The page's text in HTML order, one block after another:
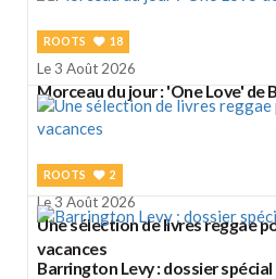
ROOTS 18
Le 3 Août 2026
Morceau du jour : 'One Love' de
ROOTS 2
Le 3 Août 2026
Une sélection de livres reggae
vacances
Barrington Levy : dossier spécial